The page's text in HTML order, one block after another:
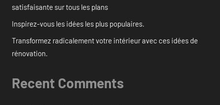
satisfaisante sur tous les plans
Inspirez-vous les idées les plus populaires.
Transformez radicalement votre intérieur avec ces idées de
rénovation.
Recent Comments